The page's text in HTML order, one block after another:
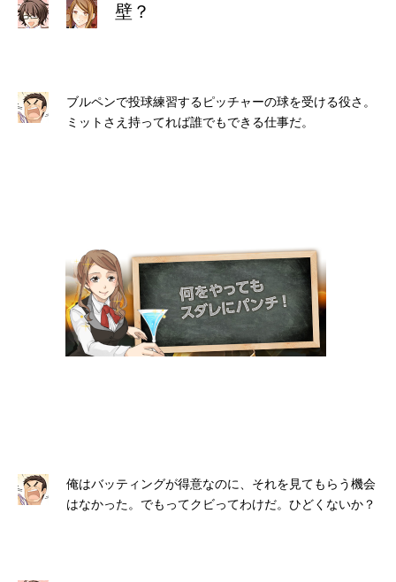
壁？
ブルペンで投球練習するピッチャーの球を受ける役さ。
ミットさえ持ってれば誰でもできる仕事だ。
俺はバッティングが得意なのに、それを見てもらう機会
はなかった。でもってクビってわけだ。ひどくないか？